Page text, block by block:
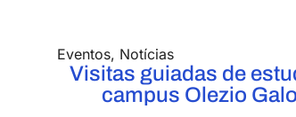
Eventos, Notícias
Visitas guiadas de
campus Olezio